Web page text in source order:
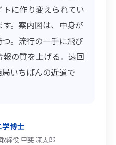
に作り変えられてい
。案内図は、中身が
。流行の一手に飛び
の質を上げる。遠回
いちばんの近道で
博士
締役 甲斐 凜太郎